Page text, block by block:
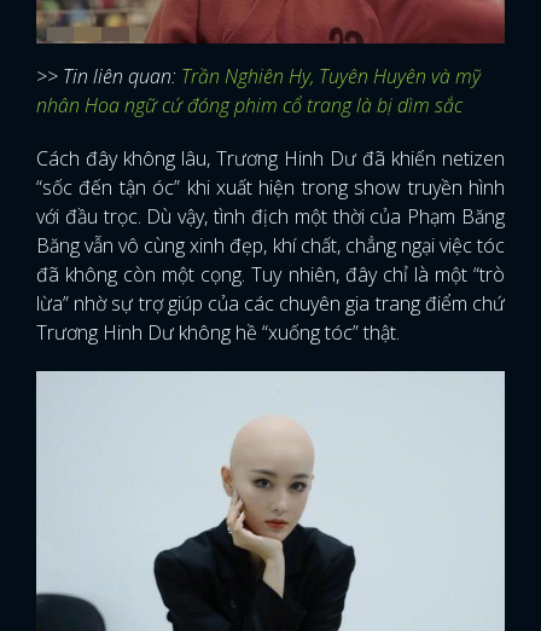
>> Tin liên quan: Trần Nghiên Hy, Tuyên Huyên và mỹ
nhân Hoa ngữ cứ đóng phim cổ trang là bị dìm sắc
Cách đây không lâu, Trương Hinh Dư đã khiến netizen
“sốc đến tận óc” khi xuất hiện trong show truyền hình
với đầu trọc. Dù vậy, tình địch một thời của Phạm Băng
Băng vẫn vô cùng xinh đẹp, khí chất, chẳng ngại việc tóc
đã không còn một cọng. Tuy nhiên, đây chỉ là một “trò
lừa” nhờ sự trợ giúp của các chuyên gia trang điểm chứ
Trương Hinh Dư không hề “xuống tóc” thật.